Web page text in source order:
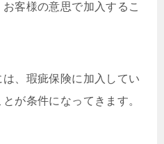
客様の意思で加入するこ
、瑕疵保険に加入してい
が条件になってきます。